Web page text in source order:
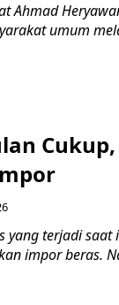
Ahmad
umum
yang terjadi
impor beras.